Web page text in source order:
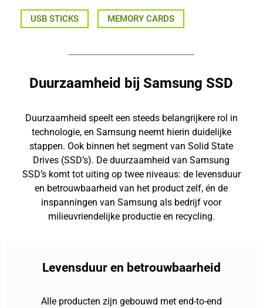
USB STICKS MEMORY CARDS
Duurzaamheid bij Samsung SSD
Duurzaamheid speelt een steeds belangrijkere rol in
technologie, en Samsung neemt hierin duidelijke
stappen. Ook binnen het segment van Solid State
Drives (SSD’s). De duurzaamheid van Samsung
SSD’s komt tot uiting op twee niveaus: de levensduur
en betrouwbaarheid van het product zelf, én de
inspanningen van Samsung als bedrijf voor
milieuvriendelijke productie en recycling.
Levensduur en betrouwbaarheid
Alle producten zijn gebouwd met end-to-end